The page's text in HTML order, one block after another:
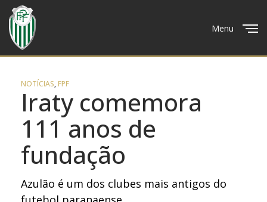
Menu
NOTÍCIAS,FPF
Iraty comemora
111 anos de
fundação
Azulão é um dos clubes mais antigos do